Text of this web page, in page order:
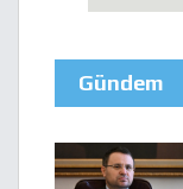
Gündem